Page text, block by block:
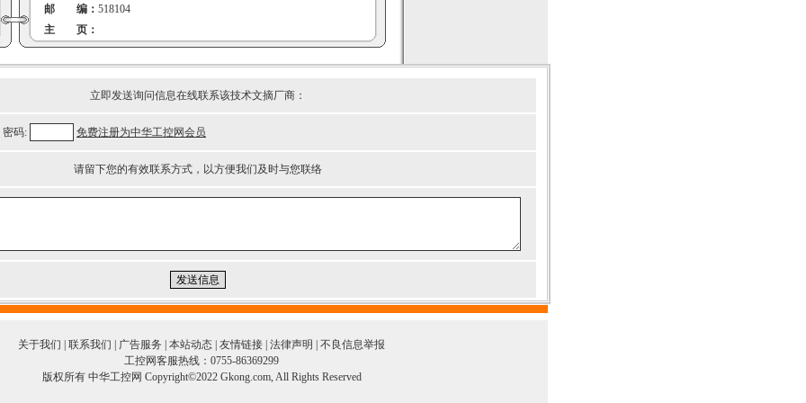
邮 编： 518104
主 页：
立即发送询问信息在线联系该技术文摘厂商：
密码: 免费注册为中华工控网会员
请留下您的有效联系方式，以方便我们及时与您联络
关于我们 联系我们 广告服务 本站动态 友情链接 法律声明
不良信息举报
工控网客服热线：0755-86369299
版权所有 中华工控网 Copyright©2022 Gkong.com, All Rights Reserved